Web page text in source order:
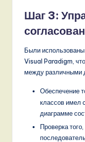
Шаг 3:
Были использованы
Visual Paradigm,
между различными
Обеспечение
классов имел
диаграмме
Проверка